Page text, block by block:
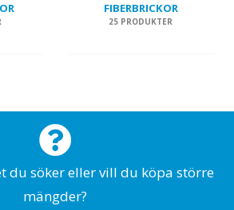
FIBERBRICKOR
25 PRODUKTER
du söker eller vill du köpa större
mängder?